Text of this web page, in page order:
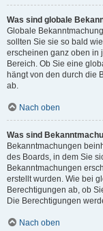
Was sind globale
Globale
sollten Sie sie so bald
erscheinen ganz oben in
Bereich. Ob Sie eine
hängt von den durch die
ab.
Nach oben
Was sind
Bekanntmachungen
des Boards, in dem Sie
Bekanntmachungen
erstellt wurden. Wie bei
Berechtigungen ab, ob
Die Berechtigungen
Nach oben